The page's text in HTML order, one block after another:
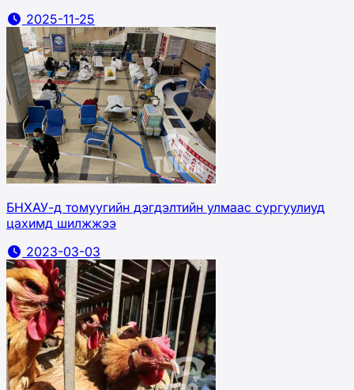
2025-11-25
БНХАУ-д томуугийн дэгдэлтийн улмаас сургуулиуд
цахимд шилжжээ
2023-03-03